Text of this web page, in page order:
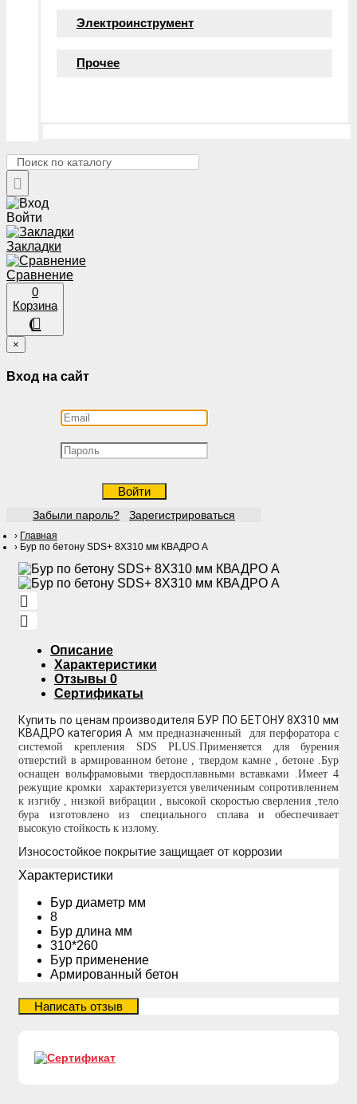
Электроинструмент
Прочее
Войти
Закладки
Сравнение
0
Корзина
×
Вход на сайт
Войти
Забыли пароль? Зарегистрироваться
Главная
Бур по бетону SDS+ 8Х310 мм КВАДРО А
Описание
Характеристики
Отзывы 0
Сертификаты
Купить по ценам производителя БУР ПО БЕТОНУ 8Х310 мм
КВАДРО категория А мм предназначенный для перфоратора с
системой крепления SDS PLUS .Применяется для бурения
отверстий в армированном бетоне , твердом камне , бетоне .Бур
оснащен вольфрамовыми твердосплавными вставками .Имеет 4
режущие кромки характеризуется увеличенным сопротивлением
к изгибу , низкой вибрации , высокой скоростью сверления ,тело
бура изготовлено из специального сплава и обеспечивает
высокую стойкость к излому.
Износостойкое покрытие защищает от коррозии
Xарактеристики
Бур диаметр мм
8
Бур длина мм
310*260
Бур применение
Армированный бетон